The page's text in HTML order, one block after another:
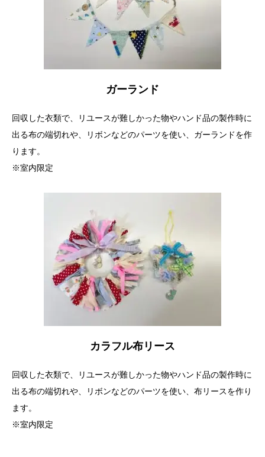
ガーランド
回収した衣類で、リユースが難しかった物やハンド品の製作時に
出る布の端切れや、リボンなどのパーツを使い、ガーランドを作
ります。
※室内限定
カラフル布リース
回収した衣類で、リユースが難しかった物やハンド品の製作時に
出る布の端切れや、リボンなどのパーツを使い、布リースを作り
ます。
※室内限定